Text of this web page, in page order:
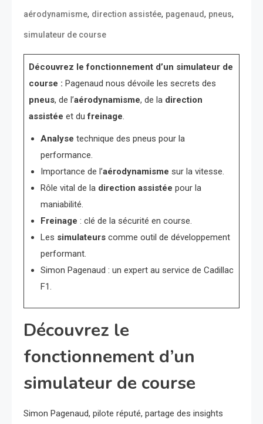
aérodynamisme, direction assistée, pagenaud, pneus,
simulateur de course
Découvrez le fonctionnement d’un simulateur de
course : Pagenaud nous dévoile les secrets des
pneus, de l’aérodynamisme, de la direction
assistée et dufreinage.
Analyse technique des pneus pour la
performance.
Importance de l’aérodynamisme sur la vitesse.
Rôle vital de la direction assistée pour la
maniabilité.
Freinage : clé de la sécurité en course.
Les simulateurscomme outil de développement
performant.
Simon Pagenaud : un expert au service de Cadillac
F1.
Découvrez le
fonctionnement d’un
simulateur de course
Simon Pagenaud, pilote réputé, partage des insights